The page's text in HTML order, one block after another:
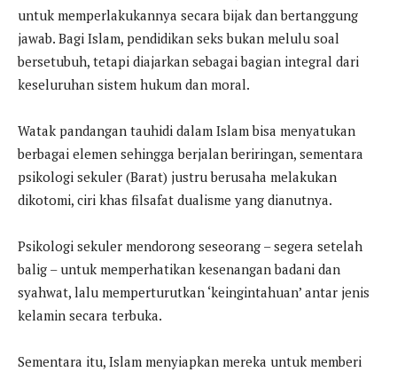
untuk memperlakukannya secara bijak dan bertanggung
jawab. Bagi Islam, pendidikan seks bukan melulu soal
bersetubuh, tetapi diajarkan sebagai bagian integral dari
keseluruhan sistem hukum dan moral.
Watak pandangan tauhidi dalam Islam bisa menyatukan
berbagai elemen sehingga berjalan beriringan, sementara
psikologi sekuler (Barat) justru berusaha melakukan
dikotomi, ciri khas filsafat dualisme yang dianutnya.
Psikologi sekuler mendorong seseorang – segera setelah
balig – untuk memperhatikan kesenangan badani dan
syahwat, lalu memperturutkan ‘keingintahuan’ antar jenis
kelamin secara terbuka.
Sementara itu, Islam menyiapkan mereka untuk memberi